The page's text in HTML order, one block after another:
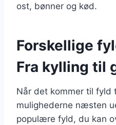
ost, bønner og kød.
Forskellige
Fra kylling til
Når det kommer til fyld
mulighederne næsten
populære fyld, du kan